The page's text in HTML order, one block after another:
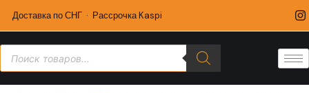
Доставка по СНГ · Рассрочка Kaspi